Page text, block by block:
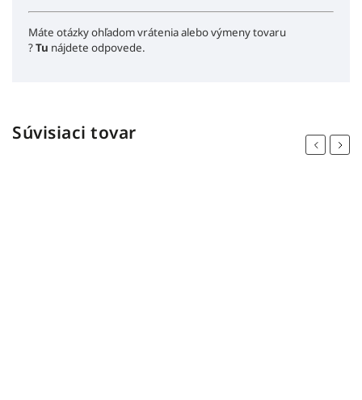
Máte otázky ohľadom vrátenia alebo výmeny tovaru
?Tu nájdete odpovede.
Súvisiaci tovar
Previous
Next